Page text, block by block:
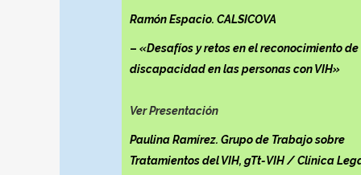
Ramón Espacio. CALSICOVA
– «Desafíos y retos en el reconocimiento
discapacidad en las personas con VIH»
Ver Presentación
Paulina Ramírez. Grupo de Trabajo sobre
Tratamientos del VIH, gTt-VIH / Clínica